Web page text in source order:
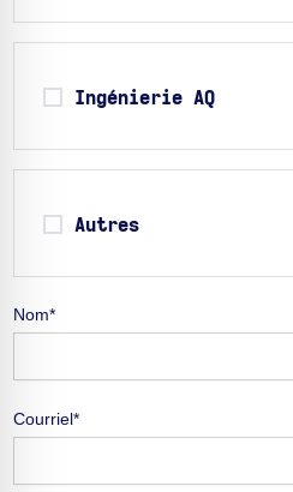
Ingénierie AQ
Autres
Nom*
Courriel*